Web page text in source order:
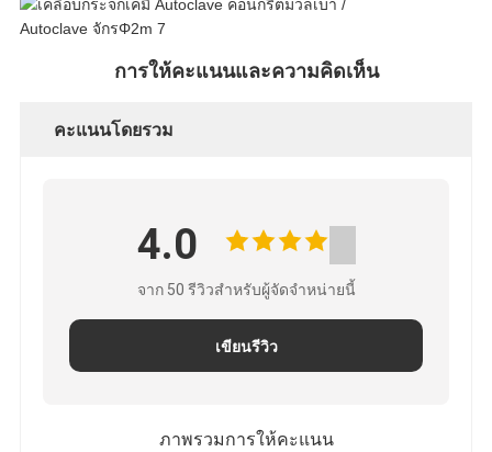
การให้คะแนนและความคิดเห็น
คะแนนโดยรวม
4.0
จาก 50 รีวิวสําหรับผู้จัดจําหน่ายนี้
เขียนรีวิว
ภาพรวมการให้คะแนน